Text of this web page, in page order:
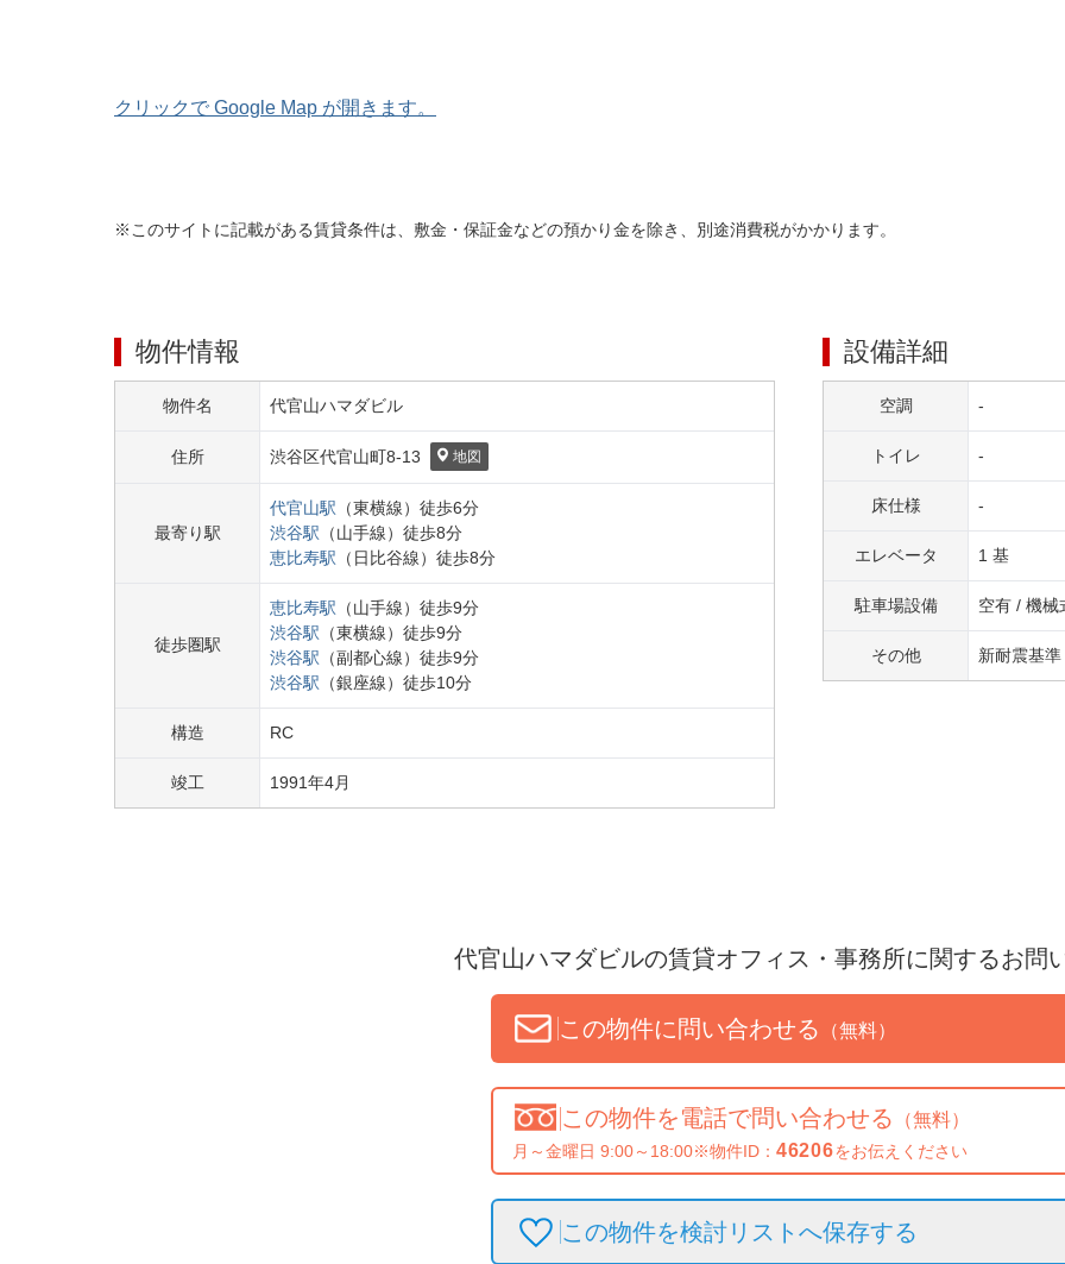
クリックで Google Map が開きます。
※このサイトに記載がある賃貸条件は、敷金・保証金などの預かり金を除き、別途消費税がかかります。
物件情報
物件名 代官山ハマダビル
住所 渋谷区代官山町8-13 地図
最寄り駅
代官山駅 （東横線） 徒歩6分
渋谷駅 （山手線） 徒歩8分
恵比寿駅 （ 日比谷線） 徒歩8分
徒歩圏駅
恵比寿駅 （山手線） 徒歩9分
渋谷駅 （東横線） 徒歩9分
渋谷駅 （副都心線） 徒歩9分
渋谷駅 （銀座線） 徒歩10分
構造 RC
竣工 1991年4月
設備詳細
空調 -
トイレ -
床仕様 -
エレベータ 1 基
駐車場設備 空有 / 機械
その他 新耐震基準
代官山ハマダビルの賃貸オフィス・事務所に関するお問
この物件に問い合わせる （無料）
この物件を電話で問い合わせる （無料）
月～金曜日 9:00～18:00※物件ID： 46206をお伝えください
この物件を検討リストへ保存する